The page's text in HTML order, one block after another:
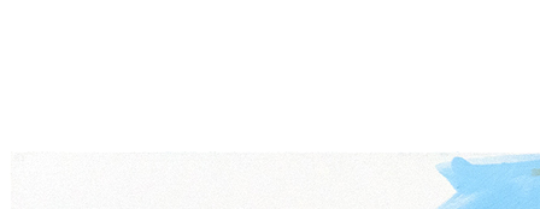
Η Cindy Sherman απέναντι